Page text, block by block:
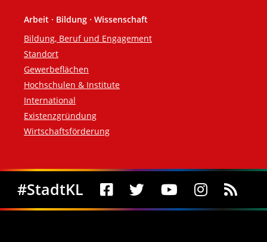
Arbeit · Bildung · Wissenschaft
Bildung, Beruf und Engagement
Standort
Gewerbeflächen
Hochschulen & Institute
International
Existenzgründung
Wirtschaftsförderung
Social Media
#StadtKL